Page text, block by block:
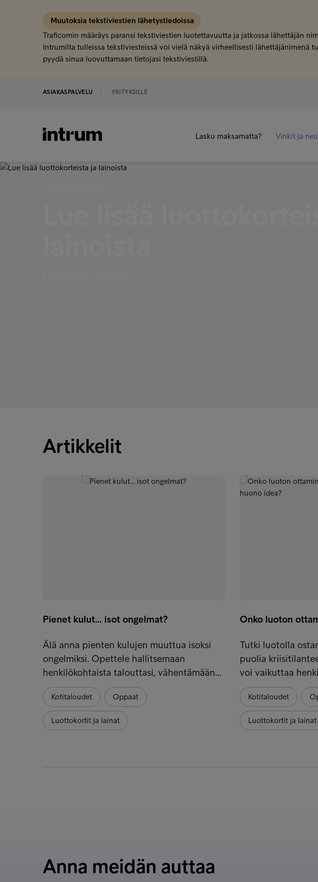
Muutoksia tekstiviestien lähetystiedoissa
Traficomin määräys paransi tekstiviestien luotettavuutta ja jatkossa lähettäjän
Intrumilta tulleissa tekstiviesteissä voi vielä näkyä virheellisesti lähettäjänimenä
pyydä sinua luovuttamaan tietojasi tekstiviestillä.
ASIAKASPALVELU YRITYKSILLE
Lasku maksamatta? Vinkit ja
Artikkelit
Pienet kulut… isot ongelmat?
Älä anna pienten kulujen muuttua isoksi
ongelmiksi. Opettele hallitsemaan
henkilökohtaista talouttasi, vähentämään…
Kotitaloudet Oppaat
Luottokortit ja lainat
Onko luoton
Tutki luotolla
puolia
voi vaikuttaa
Kotitaloudet
Luottokortit ja lainat
Anna meidän auttaa